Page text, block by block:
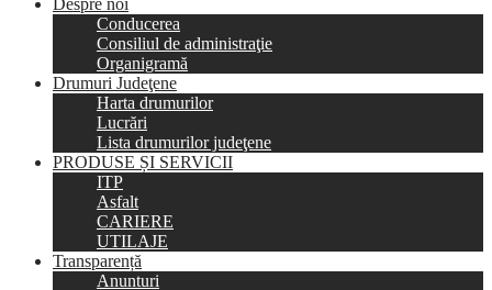
Despre noi
Conducerea
Consiliul de administraţie
Organigramă
Drumuri Judeţene
Harta drumurilor
Lucrări
Lista drumurilor judeţene
PRODUSE ȘI SERVICII
ITP
Asfalt
CARIERE
UTILAJE
Transparență
Anunturi